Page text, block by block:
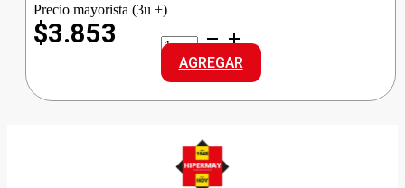
Precio mayorista (3u +)
$3.853
BABYSEC
PREMIUM
REG
GRANDE
cantidad
AGREGAR